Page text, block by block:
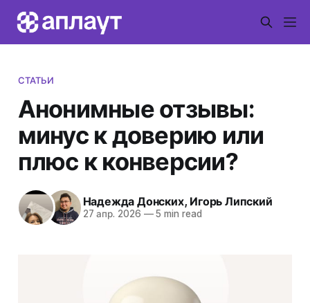
СТАТЬИ
Анонимные отзывы:
минус к доверию или
плюс к конверсии?
Надежда Донских, Игорь Липский
27 апр. 2026 —5 min read